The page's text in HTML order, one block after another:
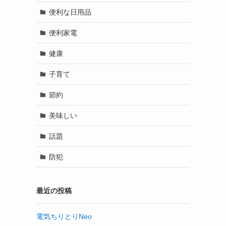
便利な日用品
便利家電
健康
子育て
節約
美味しい
話題
防犯
最近の投稿
電気ちりとりNeo